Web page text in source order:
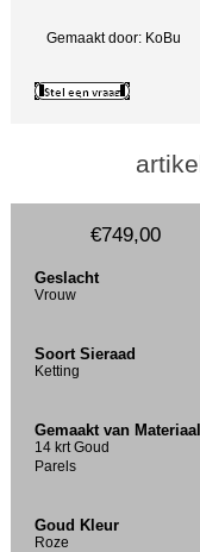
Gemaakt door: KoBu
€749,00
Geslacht
Vrouw
Soort Sieraad
Ketting
Gemaakt van Materiaal
14 krt Goud
Parels
Goud Kleur
Roze